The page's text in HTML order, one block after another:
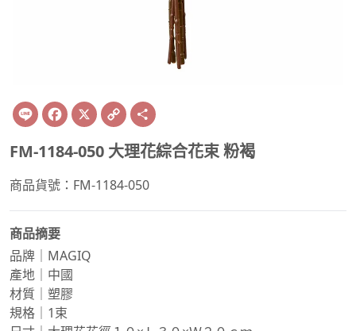
Line Facebook
X Copy
Link
FM-1184-050 大理花綜合花束 粉褐
商品貨號：FM-1184-050
商品摘要
品牌｜MAGIQ
產地｜中國
材質｜塑膠
規格｜1束